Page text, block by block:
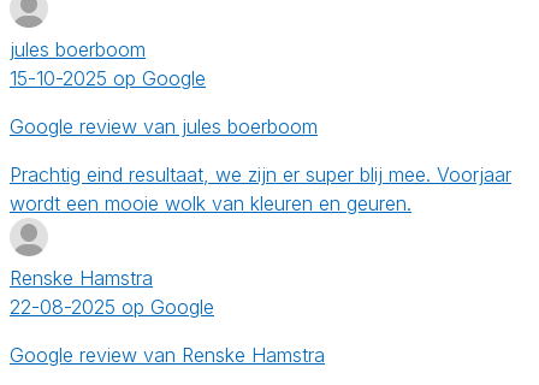
jules boerboom
15-10-2025 op Google
Google review van jules boerboom
Prachtig eind resultaat, we zijn er super blij mee. Voorjaar
wordt een mooie wolk van kleuren en geuren.
Renske Hamstra
22-08-2025 op Google
Google review van Renske Hamstra